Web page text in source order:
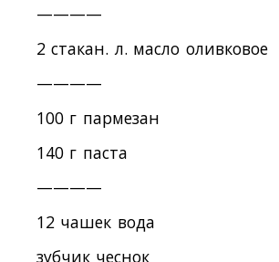
————
2 стакан. л. масло оливковое
————
100 г пармезан
140 г паста
————
12 чашек вода
зубчик чеснок